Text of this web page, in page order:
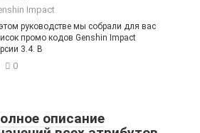
Impact
руководстве мы собрали для вас
промо кодов Genshin Impact
3.4. В
0
описание